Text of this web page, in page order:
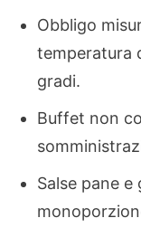
Obbligo
temperatura
gradi.
Buffet non
Salse pane